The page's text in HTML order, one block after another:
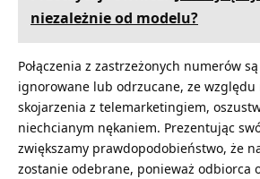
niezależnie od modelu?
Połączenia z zastrzeżonych numerów
ignorowane lub odrzucane, ze względu
skojarzenia z telemarketingiem,
niechcianym nękaniem. Prezentując
zwiększamy prawdopodobieństwo, że
zostanie odebrane, ponieważ odbiorca